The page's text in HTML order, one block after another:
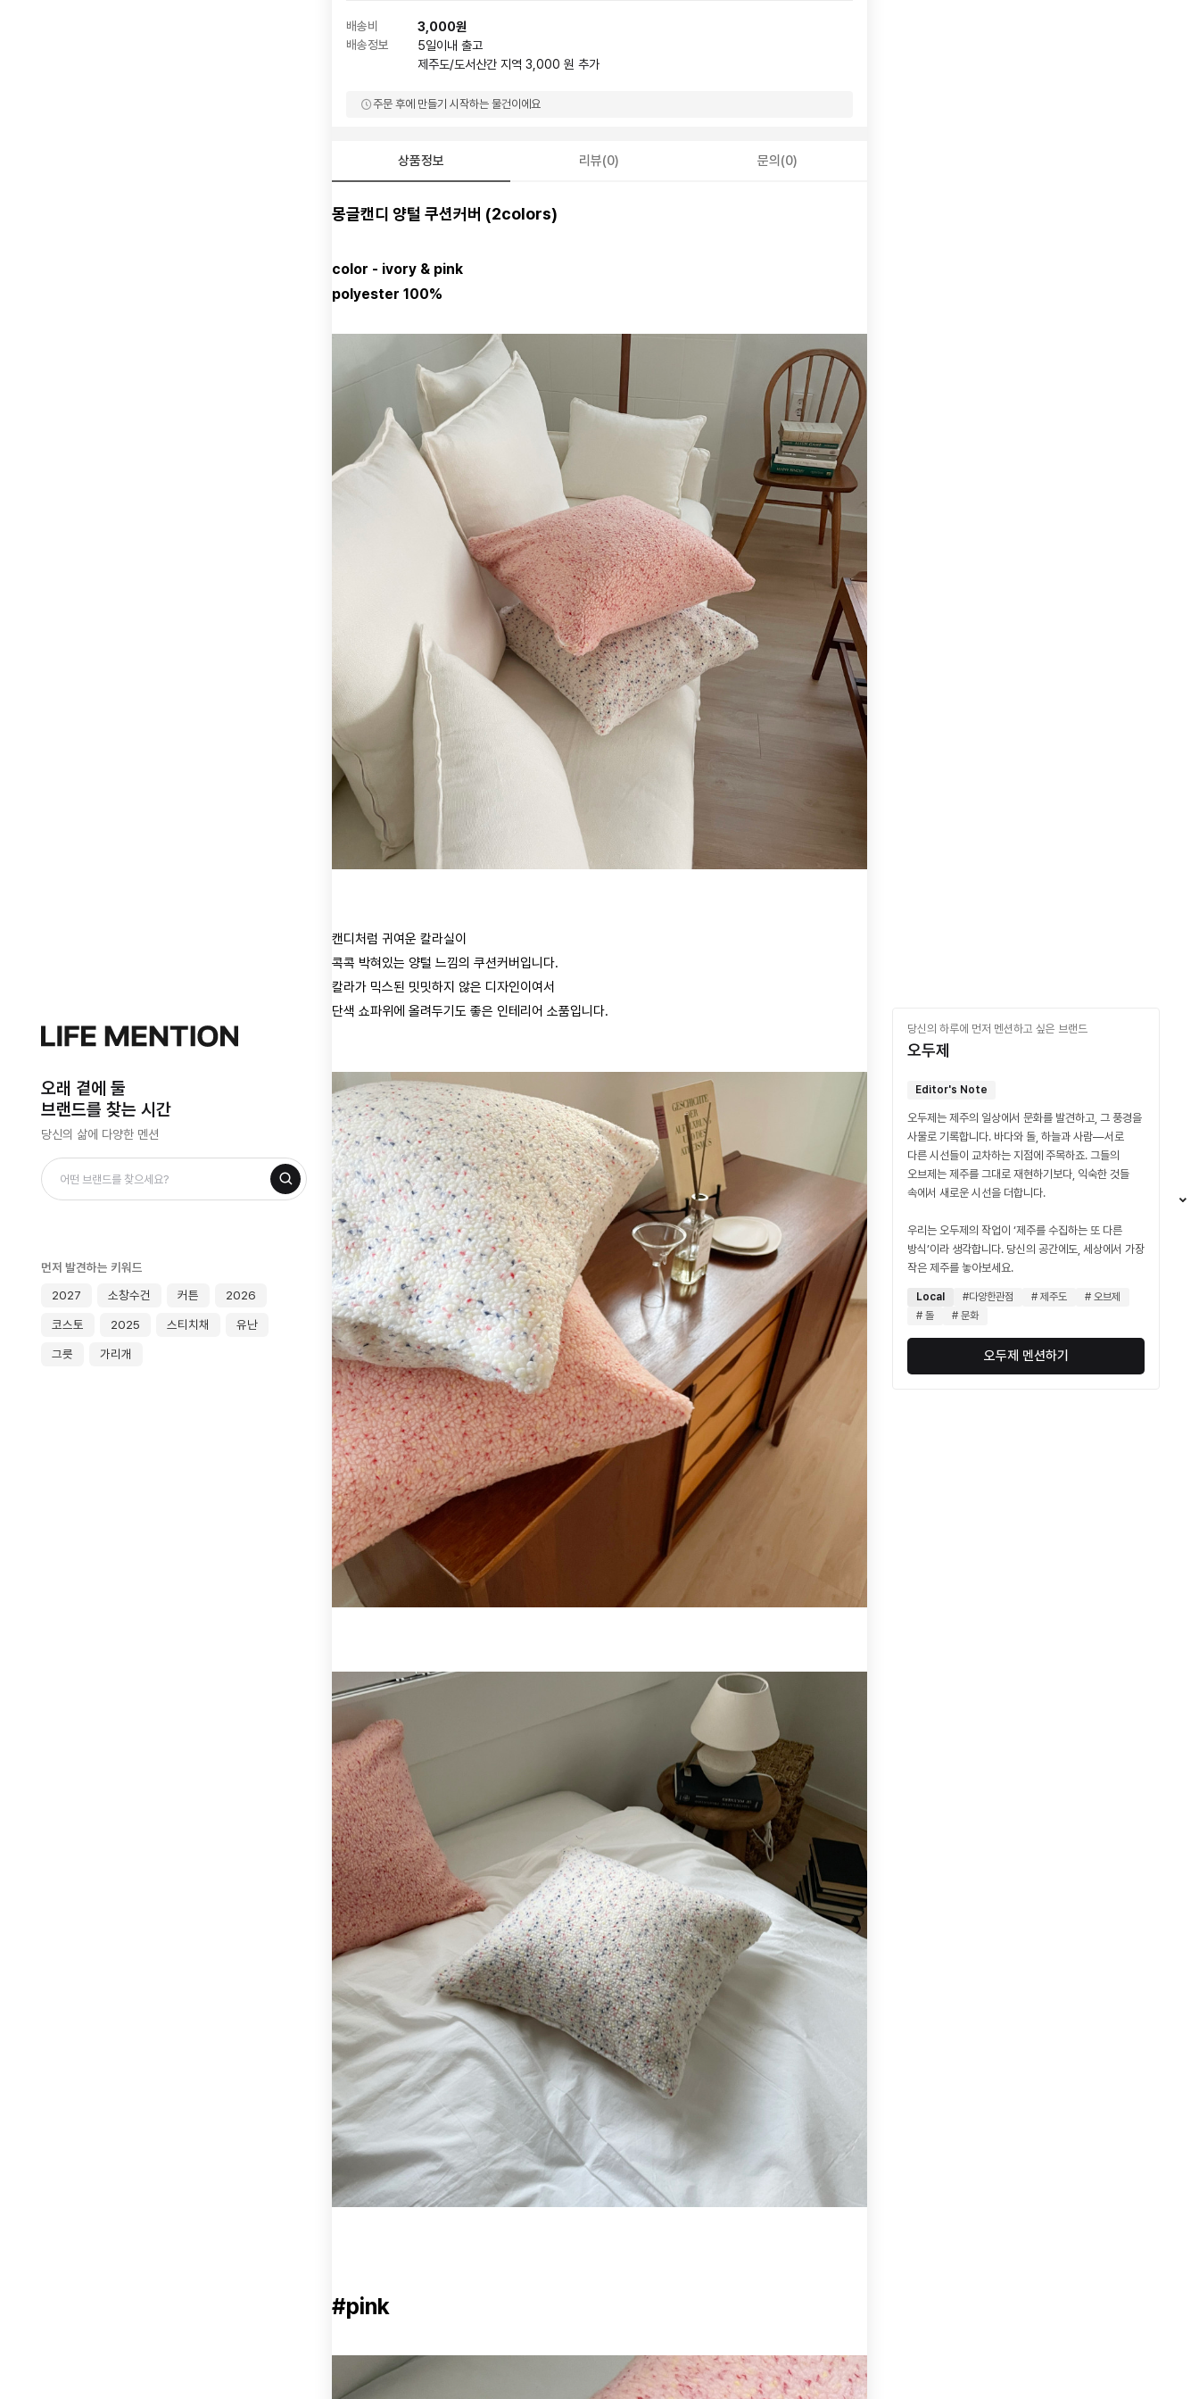
배송비 3,000원
배송정보 5일이내 출고
제주도/도서산간 지역 3,000 원 추가
주문 후에 만들기 시작하는 물건이에요
상품정보 리뷰(0) 문의(0)
몽글캔디 양털 쿠션커버 (2colors)
color - ivory & pink
polyester 100%
캔디처럼 귀여운 칼라실이
콕콕 박혀있는 양털 느낌의 쿠션커버입니다.
칼라가 믹스된 밋밋하지 않은 디자인이여서
단색 쇼파위에 올려두기도 좋은 인테리어 소품입니다.
#pink
오래 곁에 둘
브랜드를 찾는 시간
당신의 삶에 다양한 멘션
먼저 발견하는 키워드
2027
소창수건 커튼 2026
코스토 2025 스티치채 유난
그릇 가리개
당신의 하루에 먼저 멘션하고 싶은 브랜드
오두제
Editor's Note
오두제는 제주의 일상에서 문화를 발견하고, 그 풍경을
사물로 기록합니다. 바다와 돌, 하늘과 사람—서로
다른 시선들이 교차하는 지점에 주목하죠. 그들의
오브제는 제주를 그대로 재현하기보다, 익숙한 것들
속에서 새로운 시선을 더합니다.
우리는 오두제의 작업이 ‘제주를 수집하는 또 다른
방식’이라 생각합니다. 당신의 공간에도, 세상에서 가장
작은 제주를 놓아보세요.
Local #다양한관점 # 제주도
# 오브제
# 돌
# 문화
오두제 멘션하기